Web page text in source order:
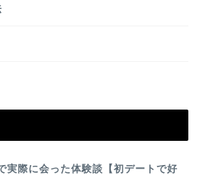
実際に会った体験談【初デートで好